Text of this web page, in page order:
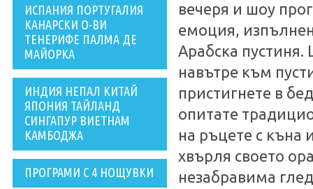
ИСПАНИЯ ПОРТУГАЛИЯ
КАНАРСКИ О-ВИ
ТЕНЕРИФЕ ПАЛМА ДЕ
МАЙОРКА
ИНДИЯ НЕПАЛ КИТАЙ
ЯПОНИЯ ТАЙЛАНД
СИНГАПУР ВИЕТНАМ
КАМБОДЖА
ПРОГРАМИ С 4 НОЩУВКИ
вечеря и шоу
емоция,
Арабска
навътре към
пристигнете в
опитате
на ръцете с къна
хвърля своето
незабравима